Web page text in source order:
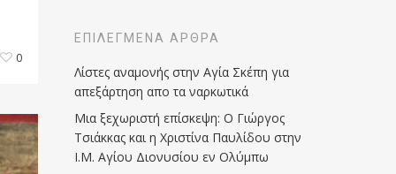
0
ΕΠΙΛΕΓΜΈΝΑ ΆΡΘΡΑ
Λίστες αναμονής στην Αγία Σκέπη για
απεξάρτηση απο τα ναρκωτικά
Μια ξεχωριστή επίσκεψη: Ο Γιώργος
Τσιάκκας και η Χριστίνα Παυλίδου στην
Ι.Μ. Αγίου Διονυσίου εν Ολύμπω